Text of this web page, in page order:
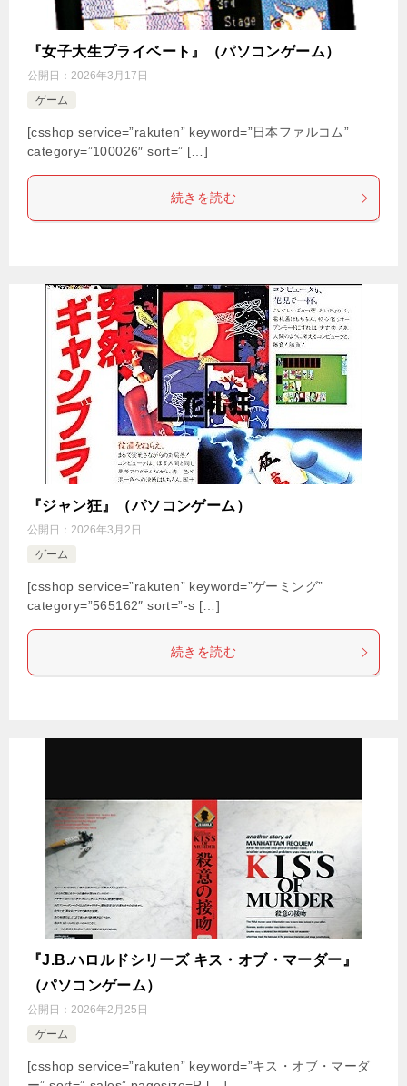
『女子大生プライベート』（パソコンゲーム）
公開日： 2026年3月17日
ゲーム
[csshop service=”rakuten” keyword=”日本ファルコム”
category=”100026″ sort=” […]
続きを読む
『ジャン狂』（パソコンゲーム）
公開日： 2026年3月2日
ゲーム
[csshop service=”rakuten” keyword=”ゲーミング”
category=”565162″ sort=”-s […]
続きを読む
『J.B.ハロルドシリーズ キス・オブ・マーダー』
（パソコンゲーム）
公開日： 2026年2月25日
ゲーム
[csshop service=”rakuten” keyword=”キス・オブ・マーダ